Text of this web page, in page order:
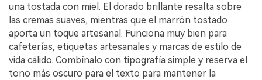
una tostada con miel. El dorado brillante resalta sobre
las cremas suaves, mientras que el marrón tostado
aporta un toque artesanal. Funciona muy bien para
cafeterías, etiquetas artesanales y marcas de estilo de
vida cálido. Combínalo con tipografía simple y reserva el
tono más oscuro para el texto para mantener la